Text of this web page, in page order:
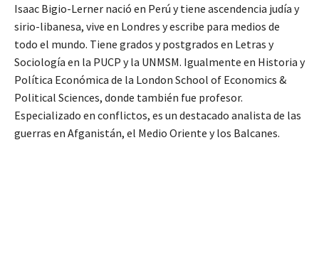
Isaac Bigio-Lerner nació en Perú y tiene ascendencia judía y
sirio-libanesa, vive en Londres y escribe para medios de
todo el mundo. Tiene grados y postgrados en Letras y
Sociología en la PUCP y la UNMSM. Igualmente en Historia y
Política Económica de la London School of Economics &
Political Sciences, donde también fue profesor.
Especializado en conflictos, es un destacado analista de las
guerras en Afganistán, el Medio Oriente y los Balcanes.